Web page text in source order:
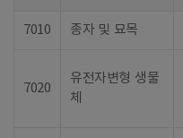
7010 종자 및 묘목
7020
유전자변형 생물
체